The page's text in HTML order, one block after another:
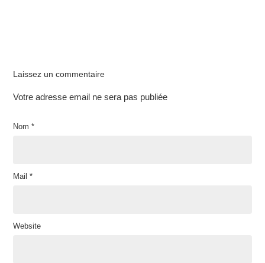
Laissez un commentaire
Votre adresse email ne sera pas publiée
Nom*
Mail*
Website